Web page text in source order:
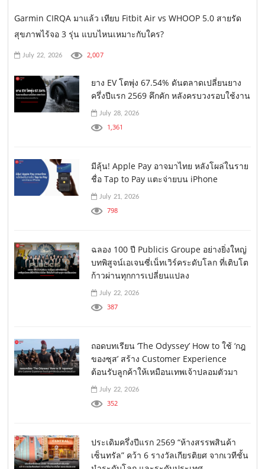
Garmin CIRQA มาแล้ว เทียบ Fitbit Air vs WHOOP 5.0 สายรัด
สุขภาพไร้จอ 3 รุ่น แบบไหนเหมาะกับใคร?
July 22, 2026 2,007
ยาง EV โตพุ่ง 67.54% ดันตลาดเปลี่ยนยาง
ครึ่งปีแรก 2569 คึกคัก หลังครบวงรอบใช้งาน
July 28, 2026
1,361
มีลุ้น! Apple Pay อาจมาไทย หลังโผล่ในราย
ชื่อ Tap to Pay แตะจ่ายบน iPhone
July 21, 2026
798
ฉลอง 100 ปี Publicis Groupe อย่างยิ่งใหญ่
บทพิสูจน์เอเจนซี่เน็ทเวิร์คระดับโลก ที่เติบโต
ก้าวผ่านทุกการเปลี่ยนแปลง
July 22, 2026
387
ถอดบทเรียน ‘The Odyssey’ How to ใช้ ‘กฎ
ของซุส’ สร้าง Customer Experience
ต้อนรับลูกค้าให้เหมือนเทพเจ้าปลอมตัวมา
July 22, 2026
352
ประเดิมครึ่งปีแรก 2569 “ห้างสรรพสินค้า
เซ็นทรัล” คว้า 6 รางวัลเกียรติยศ จากเวทีชั้น